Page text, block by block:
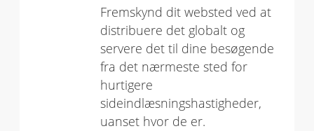
Fremskynd dit websted ved at
distribuere det globalt og
servere det til dine besøgende
fra det nærmeste sted for
hurtigere
sideindlæsningshastigheder,
uanset hvor de er.